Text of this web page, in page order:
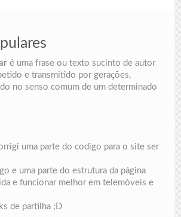
é uma frase ou texto sucinto de autor
e transmitido por gerações,
no senso comum de um determinado
uma parte do codigo para o site ser
e uma parte do estrutura da página
e funcionar melhor em telemóveis e
de partilha ;D